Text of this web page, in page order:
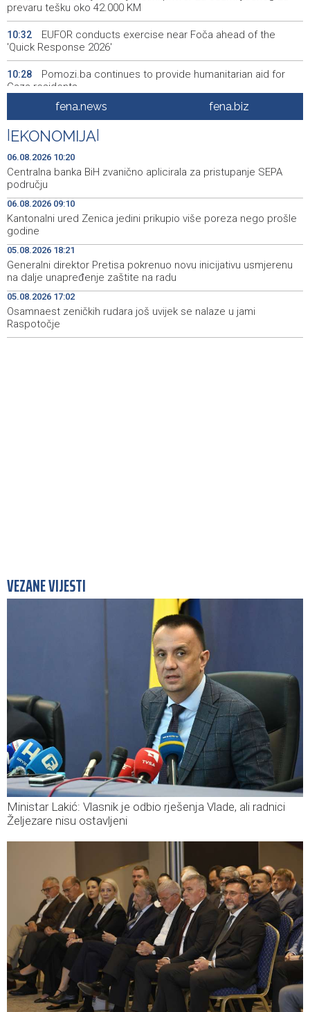
prevaru tešku oko 42.000 KM
10:32
EUFOR conducts exercise near Foča ahead of the
'Quick Response 2026'
10:28
Pomozi.ba continues to provide humanitarian aid for
Gaza residents
Muslera: Želimo kreirati prepoznatljiv stil igre zasnovan
na kontroli lopte
10:20
Centralna banka BiH zvanično aplicirala za pristupanje
SEPA području
10:19
Potpisano 97 ugovora o dodjeli poticaja za
samozapošljavanja boraca programa Prvi biznis u ZDK-u
10:05
Kosova
10:05
Multiple fires reported across Herzegovina-Neretva
Canton, firefighters remain deployed near Konjic
10:01
Dva izraelska vojnika i jedan Libanac ubijeni u sukobima
u južnom Libanu
fena.news fena.biz
EKONOMIJA
06.08.2026 10:20
Centralna banka BiH zvanično aplicirala za pristupanje SEPA
području
06.08.2026 09:10
Kantonalni ured Zenica jedini prikupio više poreza nego prošle
godine
05.08.2026 18:21
Generalni direktor Pretisa pokrenuo novu inicijativu usmjerenu
na dalje unapređenje zaštite na radu
05.08.2026 17:02
Osamnaest zeničkih rudara još uvijek se nalaze u jami
Raspotočje
VEZANE VIJESTI
Ministar Lakić: Vlasnik je odbio rješenja Vlade, ali radnici
Željezare nisu ostavljeni